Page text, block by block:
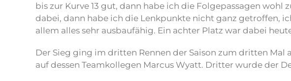
bis zur Kurve 13 gut, dann habe ich die Folgepassagen
dabei, dann habe ich die Lenkpunkte nicht ganz getroffen,
allem alles sehr ausbaufähig. Ein achter Platz war dabei
Der Sieg ging im dritten Rennen der Saison zum dritten
auf dessen Teamkollegen Marcus Wyatt. Dritter wurde der